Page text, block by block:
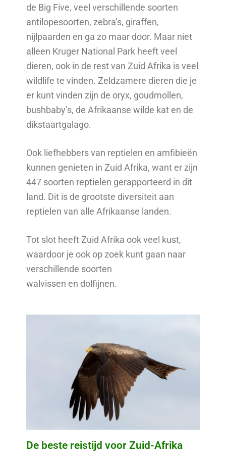
de Big Five, veel verschillende soorten
antilopesoorten, zebra’s, giraffen,
nijlpaarden en ga zo maar door. Maar niet
alleen Kruger National Park heeft veel
dieren, ook in de rest van Zuid Afrika is veel
wildlife te vinden. Zeldzamere dieren die je
er kunt vinden zijn de oryx, goudmollen,
bushbaby’s, de Afrikaanse wilde kat en de
dikstaartgalago.
Ook liefhebbers van reptielen en amfibieën
kunnen genieten in Zuid Afrika, want er zijn
447 soorten reptielen gerapporteerd in dit
land. Dit is de grootste diversiteit aan
reptielen van alle Afrikaanse landen.
Tot slot heeft Zuid Afrika ook veel kust,
waardoor je ook op zoek kunt gaan naar
verschillende soorten
walvissen en dolfijnen.
De beste reistijd voor Zuid-Afrika